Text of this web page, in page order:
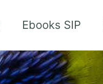
Ebooks SIP